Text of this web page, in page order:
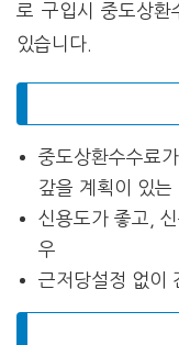
로 구입시 중도상환
있습니다.
중도상환수수료
갚을 계획이 있는
신용도가 좋고,
우
근저당설정 없이